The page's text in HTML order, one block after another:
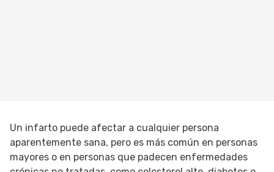
Un infarto puede afectar a cualquier persona
aparentemente sana, pero es más común en personas
mayores o en personas que padecen enfermedades